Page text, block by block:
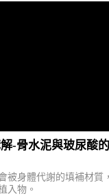
-骨水泥與玻尿酸
被身體代謝的填補材質
入物。